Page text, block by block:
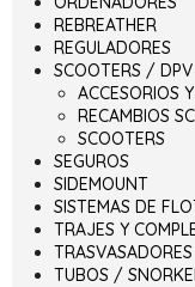
REBREATHER
REGULADORES
SCOOTERS / DPV
ACCESORIOS
RECAMBIOS
SCOOTERS
SEGUROS
SIDEMOUNT
SISTEMAS DE
TRAJES Y
TRASVASADORES
TUBOS /